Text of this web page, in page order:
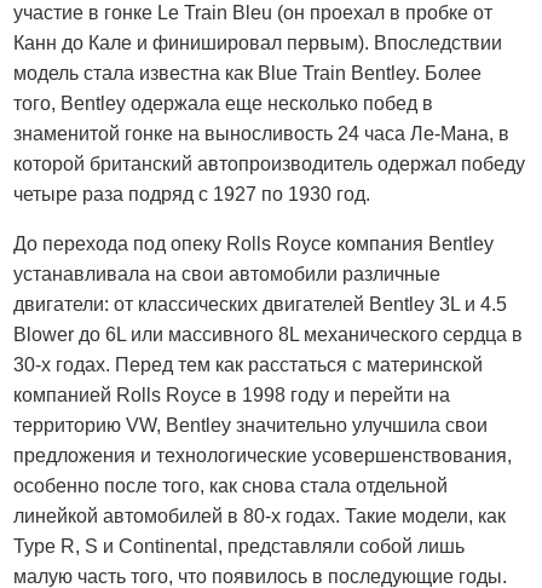
участие в гонке Le Train Bleu (он проехал в пробке от
Канн до Кале и финишировал первым). Впоследствии
модель стала известна как Blue Train Bentley. Более
того, Bentley одержала еще несколько побед в
знаменитой гонке на выносливость 24 часа Ле-Мана, в
которой британский автопроизводитель одержал победу
четыре раза подряд с 1927 по 1930 год.
До перехода под опеку Rolls Royce компания Bentley
устанавливала на свои автомобили различные
двигатели: от классических двигателей Bentley 3L и 4.5
Blower до 6L или массивного 8L механического сердца в
30-х годах. Перед тем как расстаться с материнской
компанией Rolls Royce в 1998 году и перейти на
территорию VW, Bentley значительно улучшила свои
предложения и технологические усовершенствования,
особенно после того, как снова стала отдельной
линейкой автомобилей в 80-х годах. Такие модели, как
Type R, S и Continental, представляли собой лишь
малую часть того, что появилось в последующие годы.